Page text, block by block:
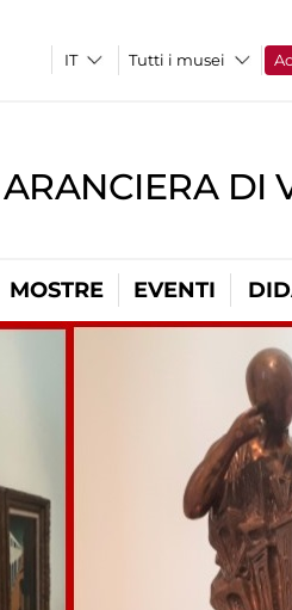
Tutti i musei
DI
MOSTRE EVENTI